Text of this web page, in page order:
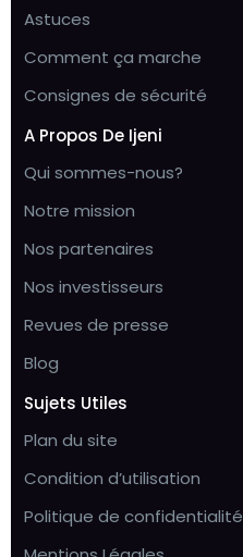
Astuces
Comment ça marche
Consignes de sécurité
A Propos De Ijeni
Qui sommes-nous?
Notre mission
Nos partenaires
Nos investisseurs
Revues de presse
Blog
Sujets Utiles
Plan du site
Condition d’utilisation
Politique de confidentialité